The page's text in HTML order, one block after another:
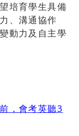
培育學生具備
、溝通協作
動力及自主學
，會考英聽3